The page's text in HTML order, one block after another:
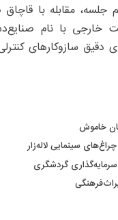
جلسه، مقابله با
خارجی با نام
دقیق سازوکارهای
خاموش
سینمایی لاله‌زار
گردشگری